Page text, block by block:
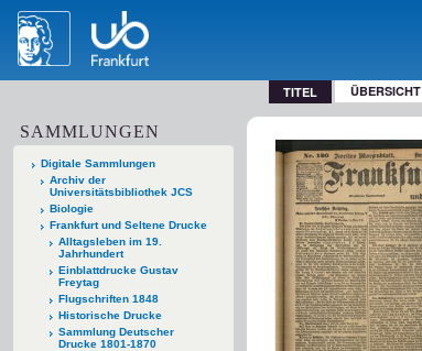
TITEL ÜBERSICHT
SAMMLUNGEN
Digitale Sammlungen
Archiv der
Universitätsbibliothek JCS
Biologie
Frankfurt und Seltene Drucke
Alltagsleben im 19.
Jahrhundert
Einblattdrucke Gustav
Freytag
Flugschriften 1848
Historische Drucke
Sammlung Deutscher
Drucke 1801-1870